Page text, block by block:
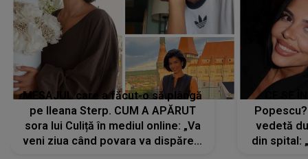
MESAJUL care a făcut-o să plângă
pe Ileana Sterp. CUM A APĂRUT
sora lui Culiță în mediul online: „Va
veni ziua când povara va dispărea,
vedetă
din spital: